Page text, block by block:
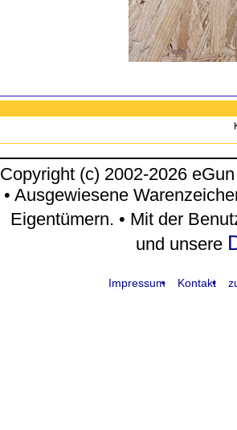
Copyright (c) 2002-2026
• Ausgewiesene
Eigentümern. • Mit der
und unsere
Impressum Kontakt